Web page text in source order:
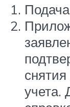
снятия
учета.